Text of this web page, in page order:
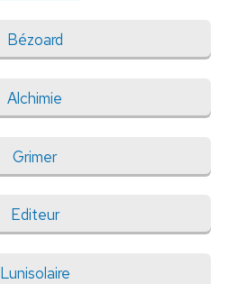
Bézoard
Alchimie
Grimer
Editeur
Lunisolaire